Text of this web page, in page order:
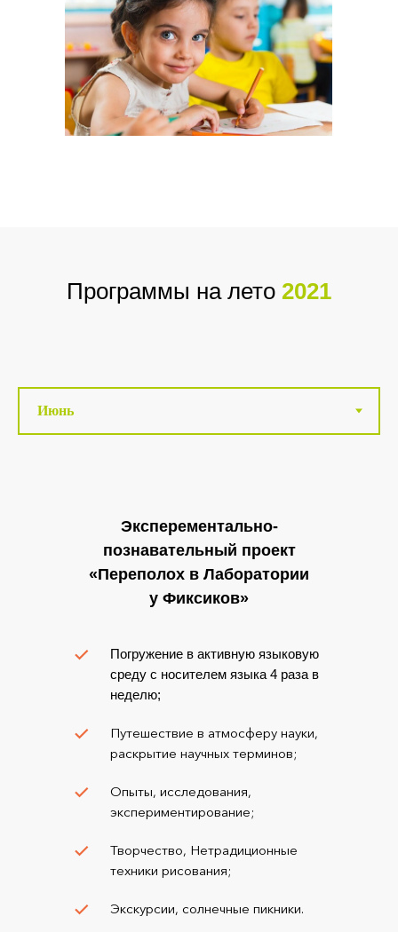
Программы на лето 2021
Эксперементально-
познавательный проект
«Переполох в Лаборатории
у Фиксиков»
Погружение в активную языковую
среду с носителем языка 4 раза в
неделю;
Путешествие в атмосферу науки,
раскрытие научных терминов;
Опыты, исследования,
экспериментирование;
Творчество, Нетрадиционные
техники рисования;
Экскурсии, солнечные пикники.